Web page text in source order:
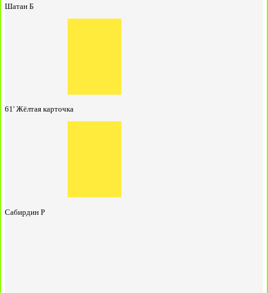
Шатан Б
61' Жёлтая карточка
Сабирдин Р